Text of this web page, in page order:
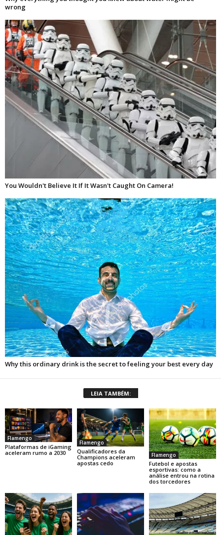
LEIA TAMBÉM:
Flamengo
Plataformas de iGaming
aceleram rumo a 2030
Flamengo
Qualificadores da
Champions aceleram
apostas cedo
Flamengo
Futebol e apostas
esportivas: como a
análise entrou na rotina
dos torcedores